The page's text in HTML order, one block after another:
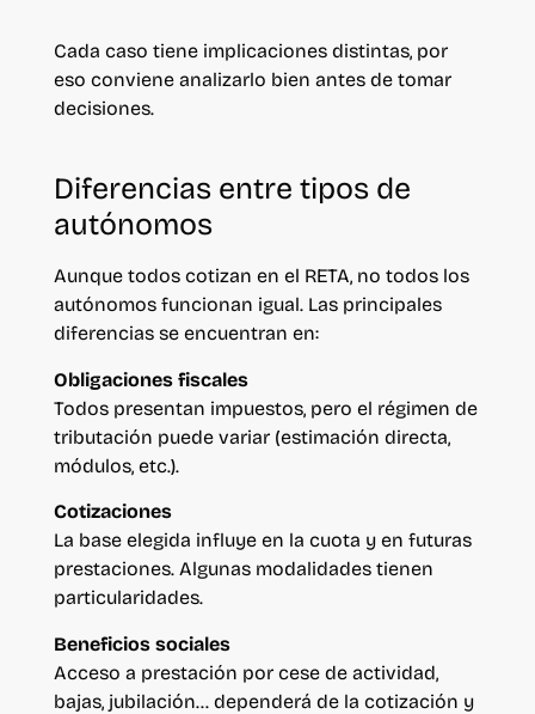
Cada caso tiene implicaciones distintas, por
eso conviene analizarlo bien antes de tomar
decisiones.
Diferencias entre tipos de
autónomos
Aunque todos cotizan en el RETA, no todos los
autónomos funcionan igual. Las principales
diferencias se encuentran en:
Obligaciones fiscales
Todos presentan impuestos, pero el régimen de
tributación puede variar (estimación directa,
módulos, etc.).
Cotizaciones
La base elegida influye en la cuota y en futuras
prestaciones. Algunas modalidades tienen
particularidades.
Beneficios sociales
Acceso a prestación por cese de actividad,
bajas, jubilación… dependerá de la cotización y